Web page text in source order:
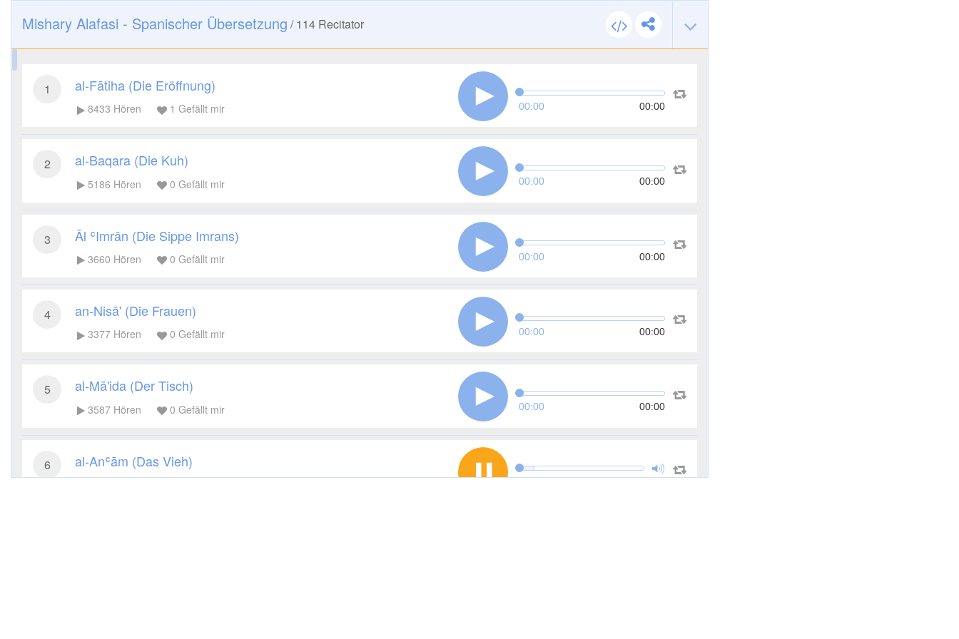
Mishary Alafasi - Spanischer Übersetzung /114 Recitator
1 al-Fātiha (Die Eröffnung)
8433 Hören 1 Gefällt mir 00:00 00:00
2 al-Baqara (Die Kuh)
5186 Hören 0 Gefällt mir 00:00 00:00
3 Āl ʿImrān (Die Sippe Imrans)
3660 Hören 0 Gefällt mir 00:00 00:00
4 an-Nisā' (Die Frauen)
3377 Hören 0 Gefällt mir 00:00 00:00
5 al-Mā'ida (Der Tisch)
3587 Hören 0 Gefällt mir 00:00 00:00
6 al-Anʿām (Das Vieh)
00:16 1:52:05